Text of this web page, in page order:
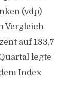
(vdp)
Vergleich
auf 183,7
legte
Index